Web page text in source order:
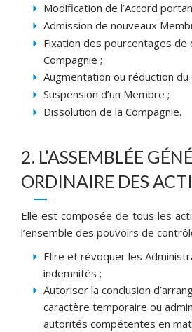
Modification de l’Accord
Admission de nouveaux
Fixation des pourcentages de
Compagnie ;
Augmentation ou réduction du
Suspension d’un Membre ;
Dissolution de la Compagnie.
2. L’ASSEMBLÉE
ORDINAIRE DES
Elle est composée de tous les
l’ensemble des pouvoirs de
Elire et révoquer les
indemnités ;
Autoriser la conclusion
caractère temporaire ou
autorités compétentes en